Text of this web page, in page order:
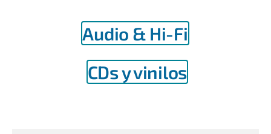
Audio & Hi-Fi
CDs y vinilos